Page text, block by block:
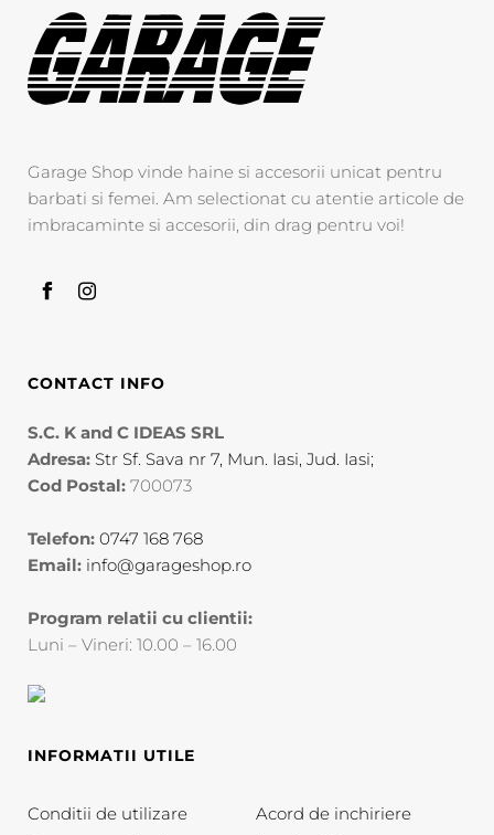
Garage Shop vinde haine si accesorii unicat pentru
barbati si femei. Am selectionat cu atentie articole de
imbracaminte si accesorii, din drag pentru voi!
CONTACT INFO
S.C. K and C IDEAS SRL
Adresa: Str Sf. Sava nr 7, Mun. Iasi, Jud. Iasi;
Cod Postal: 700073
Telefon: 0747 168 768
Email: info@garageshop.ro
Program relatii cu clientii:
Luni – Vineri: 10.00 – 16.00
INFORMATII UTILE
Conditii de utilizare
Acord de inchiriere